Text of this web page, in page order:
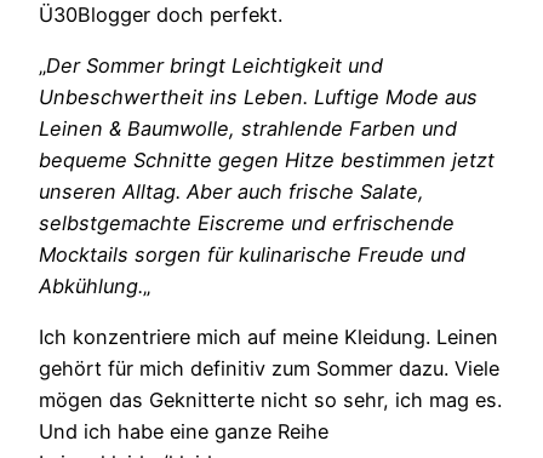
Ü30Blogger doch perfekt.
„Der Sommer bringt Leichtigkeit und
Unbeschwertheit ins Leben. Luftige Mode aus
Leinen & Baumwolle, strahlende Farben und
bequeme Schnitte gegen Hitze bestimmen jetzt
unseren Alltag. Aber auch frische Salate,
selbstgemachte Eiscreme und erfrischende
Mocktails sorgen für kulinarische Freude und
Abkühlung.„
Ich konzentriere mich auf meine Kleidung. Leinen
gehört für mich definitiv zum Sommer dazu. Viele
mögen das Geknitterte nicht so sehr, ich mag es.
Und ich habe eine ganze Reihe